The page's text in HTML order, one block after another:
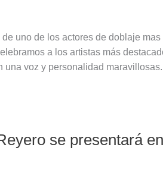
uno de los actores de doblaje
a los artistas más
una voz y personalidad
se presentará